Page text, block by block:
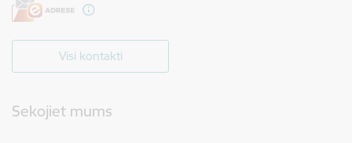
Visi kontakti
Sekojiet mums